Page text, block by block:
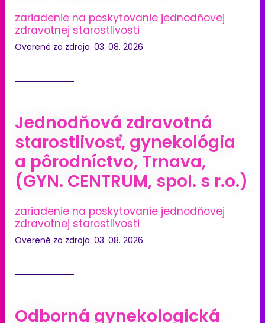
zariadenie na poskytovanie jednodňovej
zdravotnej starostlivosti
Overené zo zdroja: 03. 08. 2026
Jednodňová zdravotná
starostlivosť, gynekológia
a pôrodníctvo, Trnava,
(GYN. CENTRUM, spol. s r.o.)
zariadenie na poskytovanie jednodňovej
zdravotnej starostlivosti
Overené zo zdroja: 03. 08. 2026
Odborná gynekologická